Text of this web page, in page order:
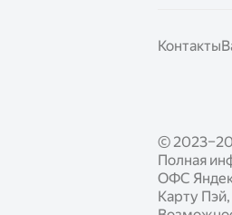
Контакты
©
Полная
ОФС
Карту